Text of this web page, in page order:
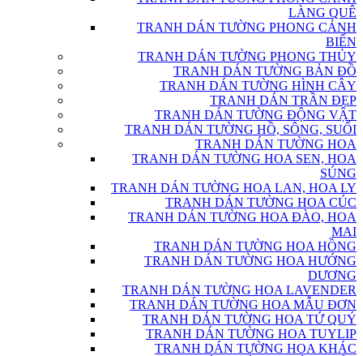
LÀNG QUÊ
TRANH DÁN TƯỜNG PHONG CẢNH
BIỂN
TRANH DÁN TƯỜNG PHONG THỦY
TRANH DÁN TƯỜNG BẢN ĐỒ
TRANH DÁN TƯỜNG HÌNH CÂY
TRANH DÁN TRẦN ĐẸP
TRANH DÁN TƯỜNG ĐỘNG VẬT
TRANH DÁN TƯỜNG HỒ, SÔNG, SUỐI
TRANH DÁN TƯỜNG HOA
TRANH DÁN TƯỜNG HOA SEN, HOA
SÚNG
TRANH DÁN TƯỜNG HOA LAN, HOA LY
TRANH DÁN TƯỜNG HOA CÚC
TRANH DÁN TƯỜNG HOA ĐÀO, HOA
MAI
TRANH DÁN TƯỜNG HOA HỒNG
TRANH DÁN TƯỜNG HOA HƯỚNG
DƯƠNG
TRANH DÁN TƯỜNG HOA LAVENDER
TRANH DÁN TƯỜNG HOA MẪU ĐƠN
TRANH DÁN TƯỜNG HOA TỨ QUÝ
TRANH DÁN TƯỜNG HOA TUYLIP
TRANH DÁN TƯỜNG HOA KHÁC